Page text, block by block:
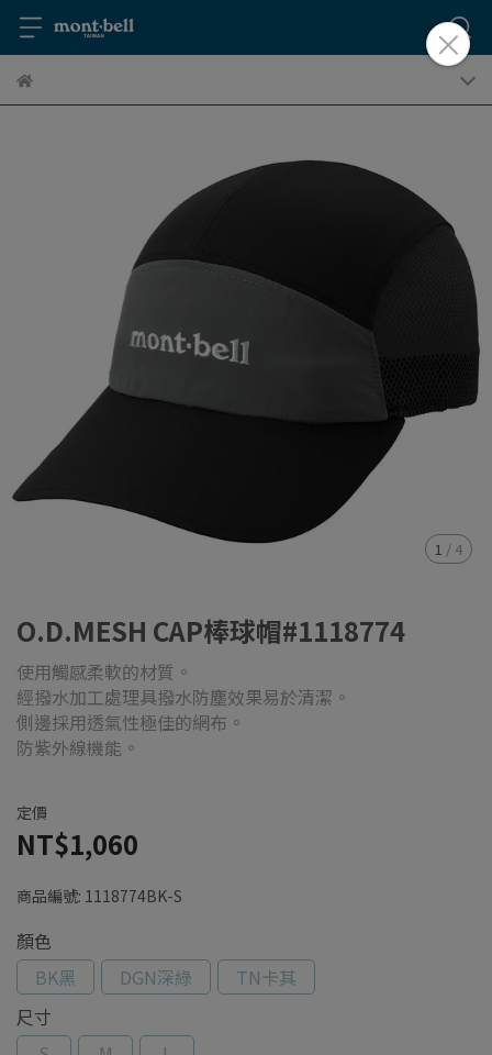
1 / 4
O.D.MESH CAP棒球帽#1118774
使用觸感柔軟的材質。
經撥水加工處理具撥水防塵效果易於清潔。
側邊採用透氣性極佳的網布。
防紫外線機能。
定價
NT$1,060
商品編號: 1118774BK-S
顏色
BK黑
DGN深綠
TN卡其
尺寸